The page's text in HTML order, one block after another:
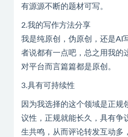
有源源不断的题材可写。
2.我的写作方法分享
我是纯原创，伪原创，还是AI
者说都有一点吧，总之用我的
对平台而言篇篇都是原创。
3.具有可持续性
因为我选择的这个领域是正规
议性，正规就能长久，具有争
生共鸣，从而评论转发互动多